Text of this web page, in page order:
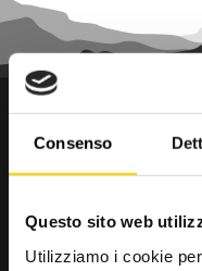
Consenso
Questo sito web
Utilizziamo i cookie